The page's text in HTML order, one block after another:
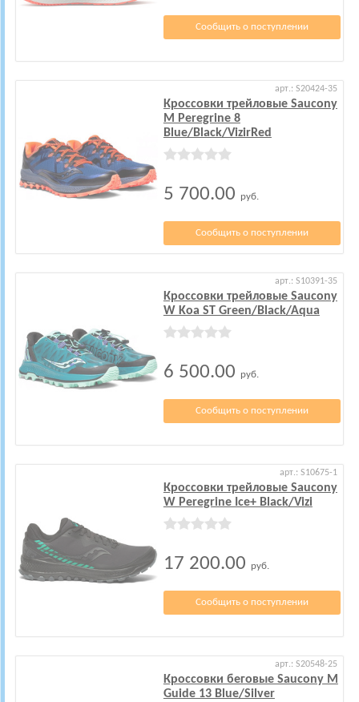
Сообщить о поступлении
арт.: S20424-35
Кроссовки трейловые Saucony
M Peregrine 8
Blue/Black/VizirRed
5 700.00 руб.
Сообщить о поступлении
арт.: S10391-35
Кроссовки трейловые Saucony
W Koa ST Green/Black/Aqua
6 500.00 руб.
Сообщить о поступлении
арт.: S10675-1
Кроссовки трейловые Saucony
W Peregrine Ice+ Black/Vizi
17 200.00 руб.
Сообщить о поступлении
арт.: S20548-25
Кроссовки беговые Saucony M
Guide 13 Blue/Silver